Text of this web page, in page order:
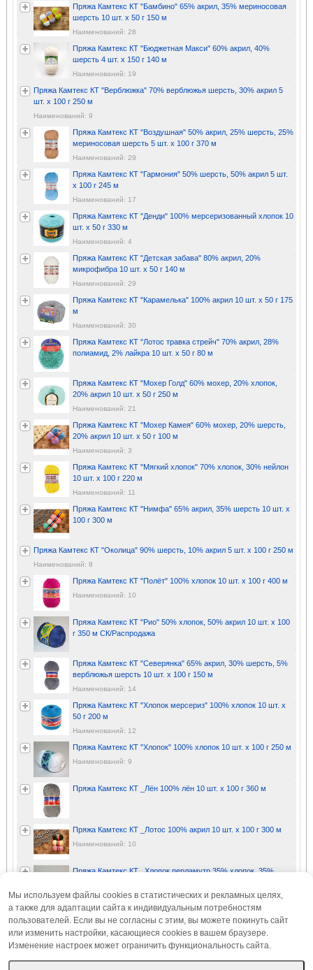
Пряжа Камтекс КТ "Бамбино" 65% акрил, 35% мериносовая
шерсть 10 шт. х 50 г 150 м
Наименований: 28
Пряжа Камтекс КТ "Бюджетная Макси" 60% акрил, 40%
шерсть 4 шт. х 150 г 140 м
Наименований: 19
Пряжа Камтекс КТ "Верблюжка" 70% верблюжья шерсть, 30% акрил 5
шт. х 100 г 250 м
Наименований: 9
Пряжа Камтекс КТ "Воздушная" 50% акрил, 25% шерсть, 25%
мериносовая шерсть 5 шт. х 100 г 370 м
Наименований: 29
Пряжа Камтекс КТ "Гармония" 50% шерсть, 50% акрил 5 шт.
х 100 г 245 м
Наименований: 17
Пряжа Камтекс КТ "Денди" 100% мерсеризованный хлопок 10
шт. х 50 г 330 м
Наименований: 4
Пряжа Камтекс КТ "Детская забава" 80% акрил, 20%
микрофибра 10 шт. х 50 г 140 м
Наименований: 29
Пряжа Камтекс КТ "Карамелька" 100% акрил 10 шт. х 50 г 175
м
Наименований: 30
Пряжа Камтекс КТ "Лотос травка стрейч" 70% акрил, 28%
полиамид, 2% лайкра 10 шт. х 50 г 80 м
Пряжа Камтекс КТ "Мохер Голд" 60% мохер, 20% хлопок,
20% акрил 10 шт. х 50 г 250 м
Наименований: 21
Пряжа Камтекс КТ "Мохер Камея" 60% мохер, 20% шерсть,
20% акрил 10 шт. х 50 г 100 м
Наименований: 3
Пряжа Камтекс КТ "Мягкий хлопок" 70% хлопок, 30% нейлон
10 шт. х 100 г 220 м
Наименований: 11
Пряжа Камтекс КТ "Нимфа" 65% акрил, 35% шерсть 10 шт. х
100 г 300 м
Пряжа Камтекс КТ "Околица" 90% шерсть, 10% акрил 5 шт. х 100 г 250 м
Наименований: 8
Пряжа Камтекс КТ "Полёт" 100% хлопок 10 шт. х 100 г 400 м
Наименований: 10
Пряжа Камтекс КТ "Рио" 50% хлопок, 50% акрил 10 шт. х 100
г 350 м СК/Распродажа
Пряжа Камтекс КТ "Северянка" 65% акрил, 30% шерсть, 5%
верблюжья шерсть 10 шт. х 100 г 150 м
Наименований: 14
Пряжа Камтекс КТ "Хлопок мерсериз" 100% хлопок 10 шт. х
50 г 200 м
Наименований: 12
Пряжа Камтекс КТ "Хлопок" 100% хлопок 10 шт. х 100 г 250 м
Наименований: 9
Пряжа Камтекс КТ _Лён 100% лён 10 шт. х 100 г 360 м
Пряжа Камтекс КТ _Лотос 100% акрил 10 шт. х 100 г 300 м
Наименований: 10
Пряжа Камтекс КТ _Хлопок перламутр 35% хлопок, 35%
Наименований: 11
Пряжа Камтекс КТ _Хризантема 60% акрил, 40% мохер 10
шт. х 100 г 350 м СК/Распродажа
Наименований: 3
Мы используем файлы cookies в статистических и рекламных целях,
а также для адаптации сайта к индивидуальным потребностям
пользователей. Если вы не согласны с этим, вы можете покинуть сайт
или изменить настройки, касающиеся cookies в вашем браузере.
Изменение настроек может ограничить функциональность сайта.